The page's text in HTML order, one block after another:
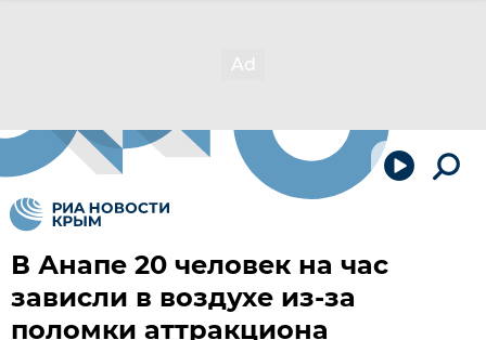
В Анапе 20 человек на час
зависли в воздухе из-за
поломки аттракциона